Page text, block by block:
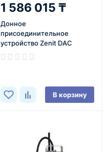
1 586 015 ₸
Донное
присоединительное
устройство Zenit DAC
DN300/350
В корзину